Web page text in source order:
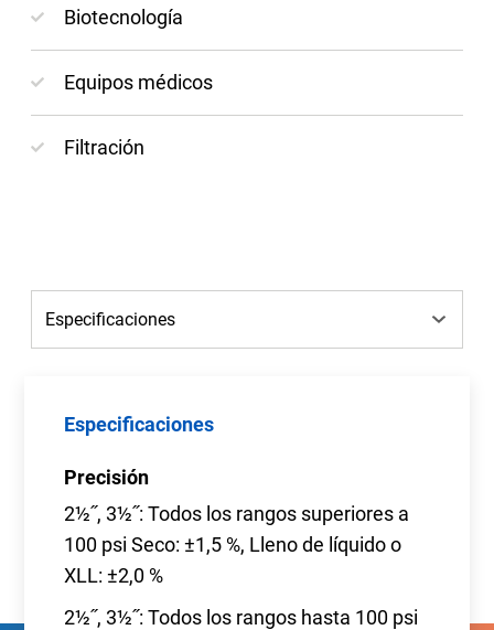
Biotecnología
Equipos médicos
Filtración
Especificaciones
Precisión
2½˝, 3½˝: Todos los rangos superiores a
100 psi Seco: ±1,5 %, Lleno de líquido o
XLL: ±2,0 %
2½˝, 3½˝: Todos los rangos hasta 100 psi